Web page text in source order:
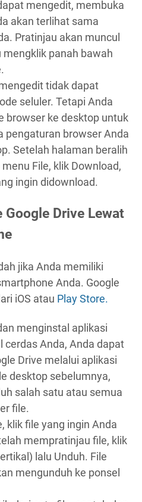
mengedit, membuka
akan terlihat sama
Pratinjau akan muncul
panah bawah
tidak dapat
seluler. Tetapi Anda
browser ke desktop untuk
pengaturan browser Anda
Setelah halaman beralih
File, klik Download,
ingin didownload.
Google Drive Lewat
jika Anda memiliki
Anda. Google
iOS atau Play Store.
menginstal aplikasi
cerdas Anda, Anda dapat
Drive melalui aplikasi
desktop sebelumnya,
salah satu atau semua
file.
klik file yang ingin Anda
mempratinjau file, klik
lalu Unduh. File
mengunduh ke ponsel